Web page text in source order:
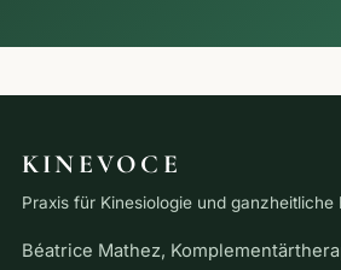
KINEVOCE
Praxis für Kinesiologie und ganzheitliche
Béatrice Mathez,